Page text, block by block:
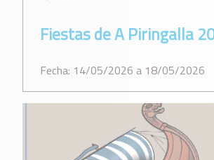
Fiestas de A Piringalla
Fecha: 14/05/2026 a 18/05/2026